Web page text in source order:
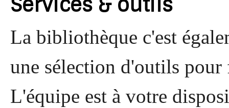
La bibliothèque c'est
une sélection d'outils
L'équipe est à votre